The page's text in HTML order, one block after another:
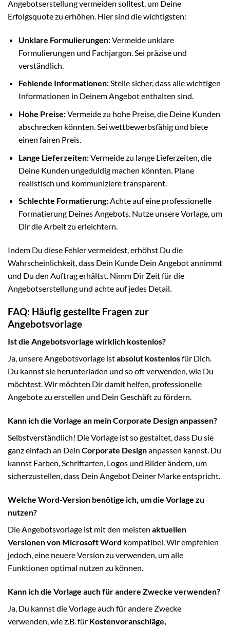
Angebotserstellung vermeiden solltest, um Deine
Erfolgsquote zu erhöhen. Hier sind die wichtigsten:
Unklare Formulierungen:Vermeide unklare
Formulierungen und Fachjargon. Sei präzise und
verständlich.
Fehlende Informationen:Stelle sicher, dass alle wichtigen
Informationen in Deinem Angebot enthalten sind.
Hohe Preise:Vermeide zu hohe Preise, die Deine Kunden
abschrecken könnten. Sei wettbewerbsfähig und biete
einen fairen Preis.
Lange Lieferzeiten:Vermeide zu lange Lieferzeiten, die
Deine Kunden ungeduldig machen könnten. Plane
realistisch und kommuniziere transparent.
Schlechte Formatierung:Achte auf eine professionelle
Formatierung Deines Angebots. Nutze unsere Vorlage, um
Dir die Arbeit zu erleichtern.
Indem Du diese Fehler vermeidest, erhöhst Du die
Wahrscheinlichkeit, dass Dein Kunde Dein Angebot annimmt
und Du den Auftrag erhältst. Nimm Dir Zeit für die
Angebotserstellung und achte auf jedes Detail.
FAQ: Häufig gestellte Fragen zur
Angebotsvorlage
Ist die Angebotsvorlage wirklich kostenlos?
Ja, unsere Angebotsvorlage istabsolut kostenlosfür Dich.
Du kannst sie herunterladen und so oft verwenden, wie Du
möchtest. Wir möchten Dir damit helfen, professionelle
Angebote zu erstellen und Dein Geschäft zu fördern.
Kann ich die Vorlage an mein Corporate Design anpassen?
Selbstverständlich! Die Vorlage ist so gestaltet, dass Du sie
ganz einfach an Dein Corporate Designanpassen kannst. Du
kannst Farben, Schriftarten, Logos und Bilder ändern, um
sicherzustellen, dass Dein Angebot Deiner Marke entspricht.
Welche Word-Version benötige ich, um die Vorlage zu
nutzen?
Die Angebotsvorlage ist mit den meisten aktuellen
Versionen von Microsoft Word kompatibel. Wir empfehlen
jedoch, eine neuere Version zu verwenden, um alle
Funktionen optimal nutzen zu können.
Kann ich die Vorlage auch für andere Zwecke verwenden?
Ja, Du kannst die Vorlage auch für andere Zwecke
verwenden, wie z.B. für Kostenvoranschläge,